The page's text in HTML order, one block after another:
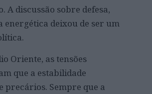
A discussão sobre defesa,
deixou de ser um
Oriente, as tensões
que a estabilidade
precários. Sempre que a